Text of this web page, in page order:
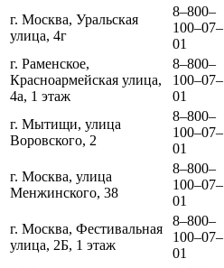
г. Москва, Уральская
улица, 4г
8‒800‒
100‒07‒
01
г. Раменское,
Красноармейская улица,
4а, 1 этаж
8‒800‒
100‒07‒
01
г. Мытищи, улица
Воровского, 2
8‒800‒
100‒07‒
01
г. Москва, улица
Менжинского, 38
8‒800‒
100‒07‒
01
г. Москва, Фестивальная
улица, 2Б, 1 этаж
8‒800‒
100‒07‒
01